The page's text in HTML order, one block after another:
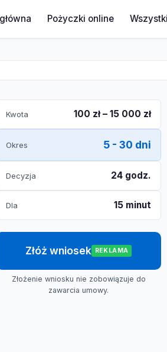
Pożyczki online
Kwota 100 zł – 15 000 zł
Okres 5 - 30 dni
Decyzja 24 godz.
Dla 15 minut
Złóż wniosek REKLAMA
Złożenie wniosku nie zobowiązuje do
zawarcia umowy.